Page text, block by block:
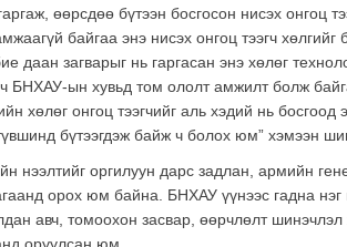
өөрсдөө бүтээн босгосон нисэх онгоц
байгаа энэ нисэх онгоц тээгч
даан загварыг нь гаргасан энэ хөлөг
ч БНХАУ-ын хувьд том ололт амжилт болж
хөлөг онгоц тээгчийг аль хэдий нь
бүтээгдэж байж ч болох юм” хэмээн
нээлтийг оргилуун дарс задлан, армийн
орох юм байна. БНХАУ үүнээс гадна нэг
авч, томоохон засвар, өөрчлөлт